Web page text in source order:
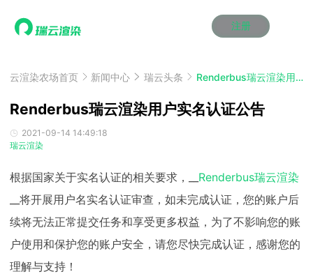
注册
效果图渲染
云制作
云渲染管理系统
瑞兔百宝箱
AI视频插帧
效果图渲染
云制作
云渲染管理系统
瑞兔百宝箱
AI视频插帧
效果图渲染
云制作
云渲染管理系统
瑞兔百宝箱
AI视频插帧
效果图渲染
云制作
云渲染管理系统
瑞兔百宝箱
AI视频插帧
效果图渲染
云制作
云渲染管理系统
瑞兔百宝箱
AI视频插帧
效果图渲染
云制作
云渲染管理系统
瑞兔百宝箱
AI视频插帧
解决方案
3ds Max云渲染方案
Cinema 4D云渲染方案
Blender 云渲染方案
Maya AI渲染方案
3ds Max云渲染方案
Cinema 4D云渲染方案
Blender 云渲染方案
Maya AI渲染方案
3ds Max云渲染方案
Cinema 4D云渲染方案
Blender 云渲染方案
Maya AI渲染方案
3ds Max云渲染方案
Cinema 4D云渲染方案
Blender 云渲染方案
Maya AI渲染方案
3ds Max云渲染方案
Cinema 4D云渲染方案
Blender 云渲染方案
Maya AI渲染方案
3ds Max云渲染方案
Cinema 4D云渲染方案
Blender 云渲染方案
Maya AI渲染方案
动画价格
效果图价格
云制作价格
动画价格
效果图价格
云制作价格
动画价格
效果图价格
云制作价格
动画价格
效果图价格
云制作价格
动画价格
效果图价格
云制作价格
动画价格
效果图价格
云制作价格
案例
资讯&赛事
新闻资讯
渲染大赛
新闻资讯
渲染大赛
新闻资讯
渲染大赛
新闻资讯
渲染大赛
新闻资讯
渲染大赛
新闻资讯
渲染大赛
特惠专区
云渲染优惠攻略
云渲染优惠攻略
云渲染优惠攻略
云渲染优惠攻略
云渲染优惠攻略
云渲染优惠攻略
云渲染农场首页 新闻中心 瑞云头条 Renderbus瑞云渲染用户实名认证公告
Renderbus瑞云渲染用户实名认证公告
2021-09-14 14:49:18
瑞云渲染
根据国家关于实名认证的相关要求，__ Renderbus瑞云渲染
__将开展用户名实名认证审查，如未完成认证，您的账户后
续将无法正常提交任务和享受更多权益，为了不影响您的账
户使用和保护您的账户安全，请您尽快完成认证，感谢您的
理解与支持！